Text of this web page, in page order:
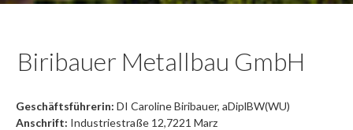
Biribauer Metallbau GmbH
Geschäftsführerin: DI Caroline Biribauer, aDiplBW(WU)
Anschrift: Industriestraße 12,7221 Marz